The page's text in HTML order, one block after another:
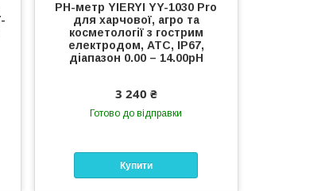
PH-метр YIERYI YY-1030 Pro
для харчової, агро та
косметології з гострим
електродом, ATC, IP67,
діапазон 0.00 – 14.00pH
3 240 ₴
Готово до відправки
Купити